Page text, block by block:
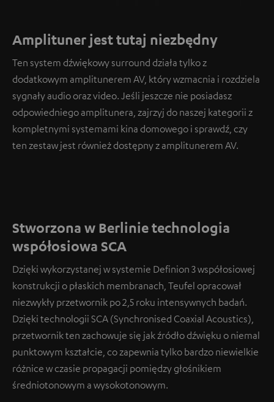
Amplituner jest tutaj niezbędny
Ten system dźwiękowy surround działa tylko z
dodatkowym amplitunerem AV, który wzmacnia i rozdziela
sygnały audio oraz video. Jeśli jeszcze nie posiadasz
odpowiedniego amplitunera, zajrzyj do naszej kategorii z
kompletnymi systemami kina domowego i sprawdź, czy
ten zestaw jest również dostępny z amplitunerem AV.
Stworzona w Berlinie technologia
współosiowa SCA
Dzięki wykorzystanej w systemie Definion 3 współosiowej
konstrukcji o płaskich membranach, Teufel opracował
niezwykły przetwornik po 2,5 roku intensywnych badań.
Dzięki technologii SCA (Synchronised Coaxial Acoustics),
przetwornik ten zachowuje się jak źródło dźwięku o niemal
punktowym kształcie, co zapewnia tylko bardzo niewielkie
różnice w czasie propagacji pomiędzy głośnikiem
średniotonowym a wysokotonowym.